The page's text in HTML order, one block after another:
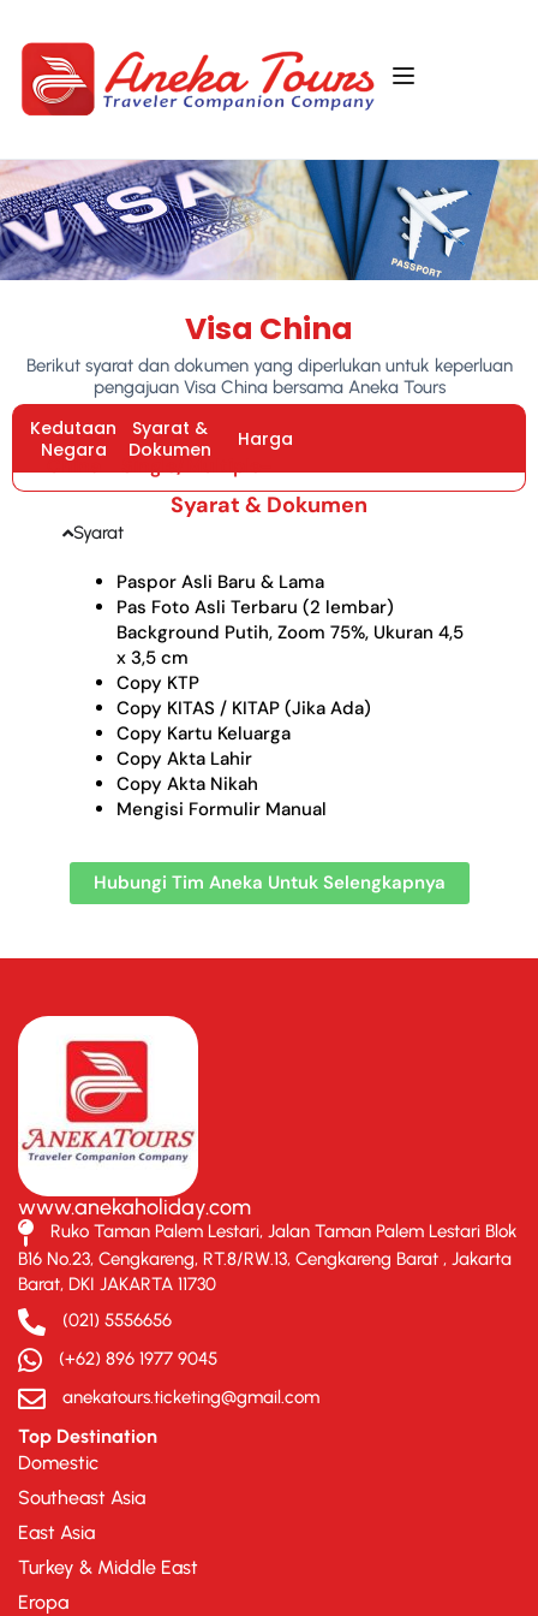
Visa China
Berikut syarat dan dokumen yang diperlukan untuk keperluan
pengajuan Visa China bersama Aneka Tours
Kedutaan
Negara
Syarat &
Dokumen
Harga
China
Syarat & Dokumen
Syarat
Paspor Asli Baru & Lama
Pas Foto Asli Terbaru (2 lembar)
Background Putih, Zoom 75%, Ukuran 4,5
x 3,5 cm
Copy KTP
Copy KITAS / KITAP (Jika Ada)
Copy Kartu Keluarga
Copy Akta Lahir
Copy Akta Nikah
Mengisi Formulir Manual
Hubungi Tim Aneka Untuk Selengkapnya
www.anekaholiday.com
Ruko Taman Palem Lestari, Jalan Taman Palem Lestari Blok
B16 No.23, Cengkareng, RT.8/RW.13, Cengkareng Barat , Jakarta
Barat, DKI JAKARTA 11730
(021) 5556656
(+62) 896 1977 9045
anekatours.ticketing@gmail.com
Top Destination
Domestic
Southeast Asia
East Asia
Turkey & Middle East
Eropa